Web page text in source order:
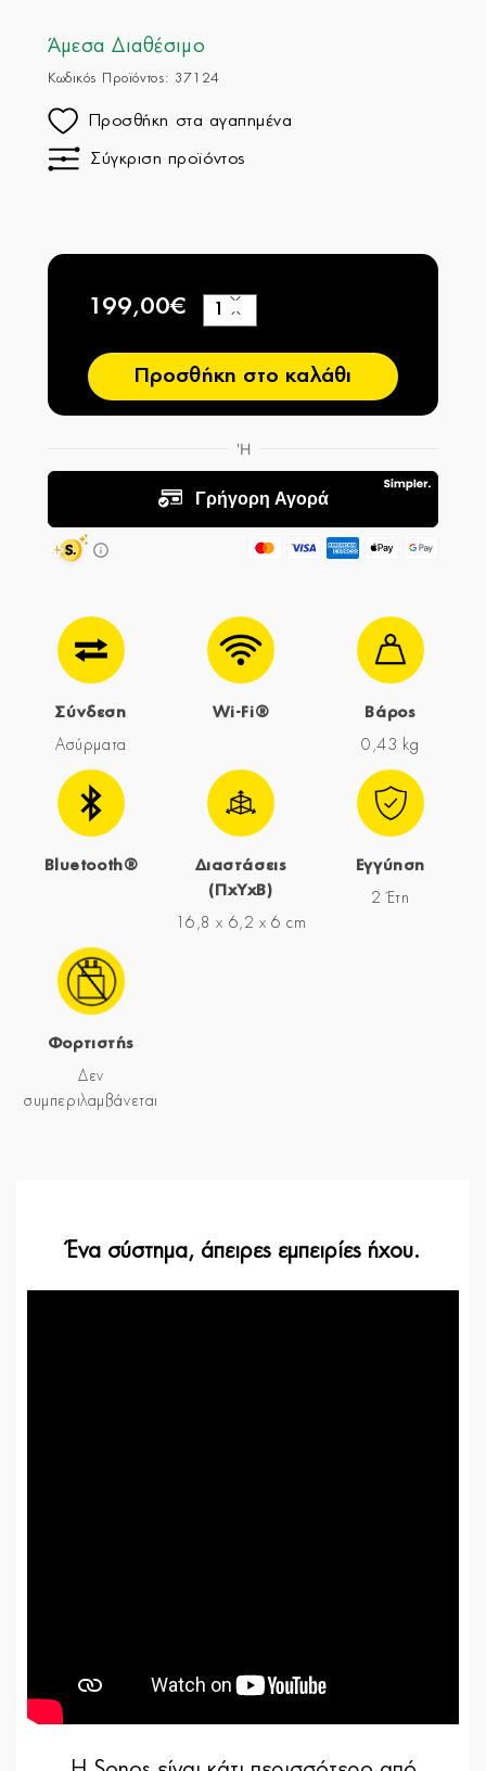
Άμεσα Διαθέσιμο
Κωδικός Προϊόντος: 37124
Προσθήκη στα αγαπημένα
Σύγκριση προϊόντος
199,00€
−
+
Προσθήκη στο καλάθι
Σύνδεση
Ασύρματα
Wi-Fi® Βάρος
0,43 kg
Bluetooth®
Διαστάσεις
(ΠxYxΒ)
16,8 x 6,2 x 6 cm
Εγγύηση
2 Έτη
Φορτιστής
Δεν
συμπεριλαμβάνεται
Ένα σύστημα, άπειρες εμπειρίες ήχου.